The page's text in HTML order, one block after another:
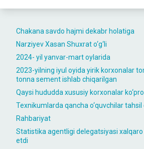
Chakana savdo hajmi dekabr holatiga
Narziyev Xasan Shuxrat o‘g‘li
2024- yil yanvar-mart oylarida
2023-yilning iyul oyida yirik korxonalar
tonna sement ishlab chiqarilgan
Qaysi hududda xususiy korxonalar
Texnikumlarda qancha o‘quvchilar tahsil
Rahbariyat
Statistika agentligi delegatsiyasi
etdi